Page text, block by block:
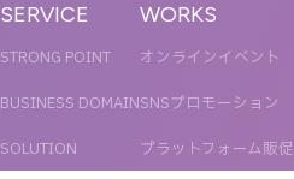
SERVICE
STRONG POINT
BUSINESS DOMAIN
SOLUTION
WORKS
オンラインイベント
SNSプロモーション
プラットフォーム販促